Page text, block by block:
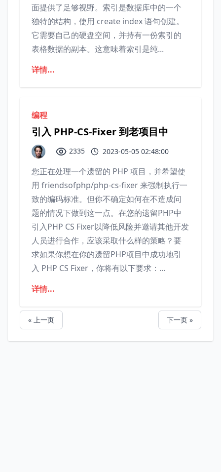
面提供了足够视野。索引是数据库中的一个
独特的结构，使用 create index 语句创建。
它需要自己的硬盘空间，并持有一份索引的
表格数据的副本。这意味着索引是纯...
详情...
编程
引入 PHP-CS-Fixer 到老项目中
2335 2023-05-05 02:48:00
您正在处理一个遗留的 PHP 项目，并希望使
用 friendsofphp/php-cs-fixer 来强制执行一
致的编码标准。但你不确定如何在不造成问
题的情况下做到这一点。在您的遗留PHP中
引入PHP CS Fixer以降低风险并邀请其他开发
人员进行合作，应该采取什么样的策略？要
求如果你想在你的遗留PHP项目中成功地引
入 PHP CS Fixer，你将有以下要求：...
详情...
« 上一页 下一页 »